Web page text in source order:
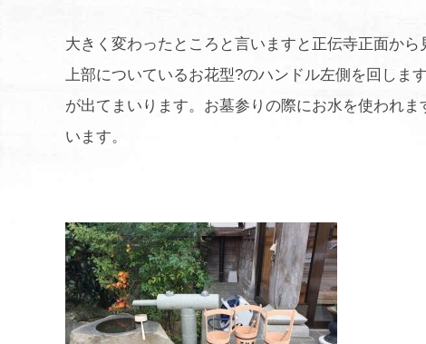
大きく変わったところと言いますと正伝寺正面か
上部についているお花型?のハンドル左側を回しま
が出てまいります。お墓参りの際にお水を使われ
います。